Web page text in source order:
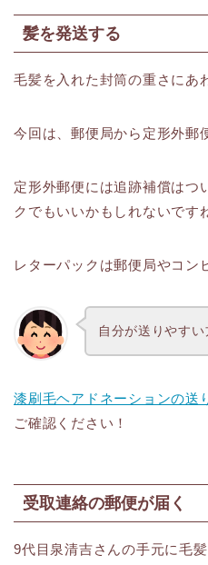
髪を発送する
毛髪を入れた封筒の重さにあ
今回は、郵便局から定形外郵
定形外郵便には追跡補償はつ
クでもいいかもしれないです
レターパックは郵便局やコン
自分が送りやすい
漆刷毛ヘアドネーションの送
ご確認ください！
受取連絡の郵便が届く
9代目泉清吉さんの手元に毛